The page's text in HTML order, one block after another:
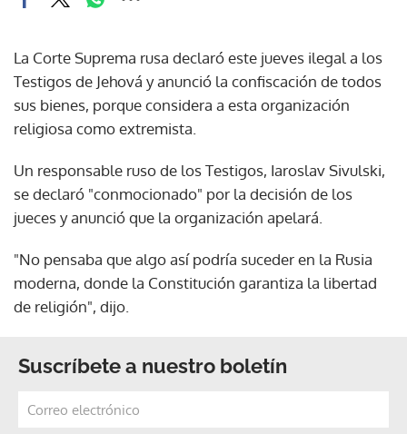
La Corte Suprema rusa declaró este jueves ilegal a los
Testigos de Jehová y anunció la confiscación de todos
sus bienes, porque considera a esta organización
religiosa como extremista.
Un responsable ruso de los Testigos, Iaroslav Sivulski,
se declaró "conmocionado" por la decisión de los
jueces y anunció que la organización apelará.
"No pensaba que algo así podría suceder en la Rusia
moderna, donde la Constitución garantiza la libertad
de religión", dijo.
Suscríbete a nuestro boletín